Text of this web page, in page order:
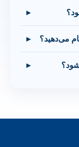
▸
▸
▸